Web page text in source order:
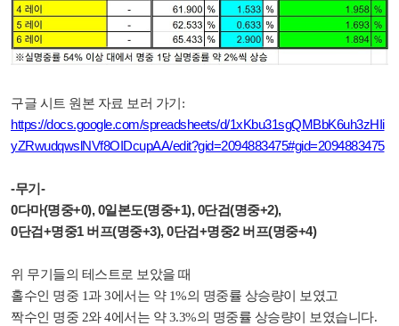
구글 시트 원본 자료 보러 가기:
https://docs.google.com/spreadsheets/d/1xKbu31sgQMBbK6uh3zHIi
yZRwudqwslNVf8OIDcupAA/edit?gid=2094883475#gid=2094883475
-무기-
0다마(명중+0), 0일본도(명중+1), 0단검(명중+2),
0단검+명중1 버프(명중+3), 0단검+명중2 버프(명중+4)
위 무기들의 테스트로 보았을 때
홀수인 명중 1과 3에서는 약 1%의 명중률 상승량이 보였고
짝수인 명중 2와 4에서는 약 3.3%의 명중률 상승량이 보였습니다.